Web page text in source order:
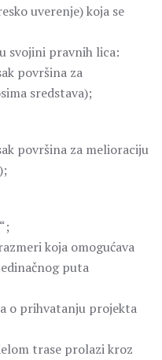
uverenje) koja se
svojini pravnih lica:
površina za
sredstava);
površina za melioraciju
koja omogućava
puta
o prihvatanju projekta
trase prolazi kroz